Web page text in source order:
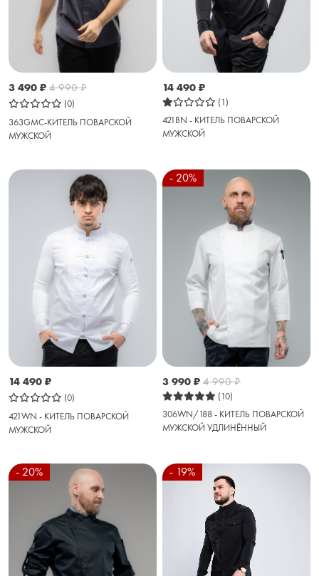
3 490 ₽ 4 990₽
(0)
363GMC-КИТЕЛЬ ПОВАРСКОЙ
МУЖСКОЙ
14 490 ₽
(1)
421BN - КИТЕЛЬ ПОВАРСКОЙ
МУЖСКОЙ
14 490 ₽
(0)
421WN - КИТЕЛЬ ПОВАРСКОЙ
МУЖСКОЙ
- 20%
3 990 ₽ 4 990₽
(10)
306WN/188 - КИТЕЛЬ ПОВАРСКОЙ
МУЖСКОЙ УДЛИНЁННЫЙ
- 20% - 19%